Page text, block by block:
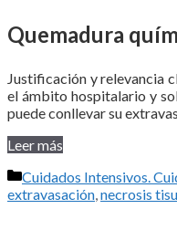
Quemadura
Justificación y relevancia
el ámbito hospitalario y
puede conllevar su
Leer más
Categorías
Cuidados Intensivos.
extravasación necrosis